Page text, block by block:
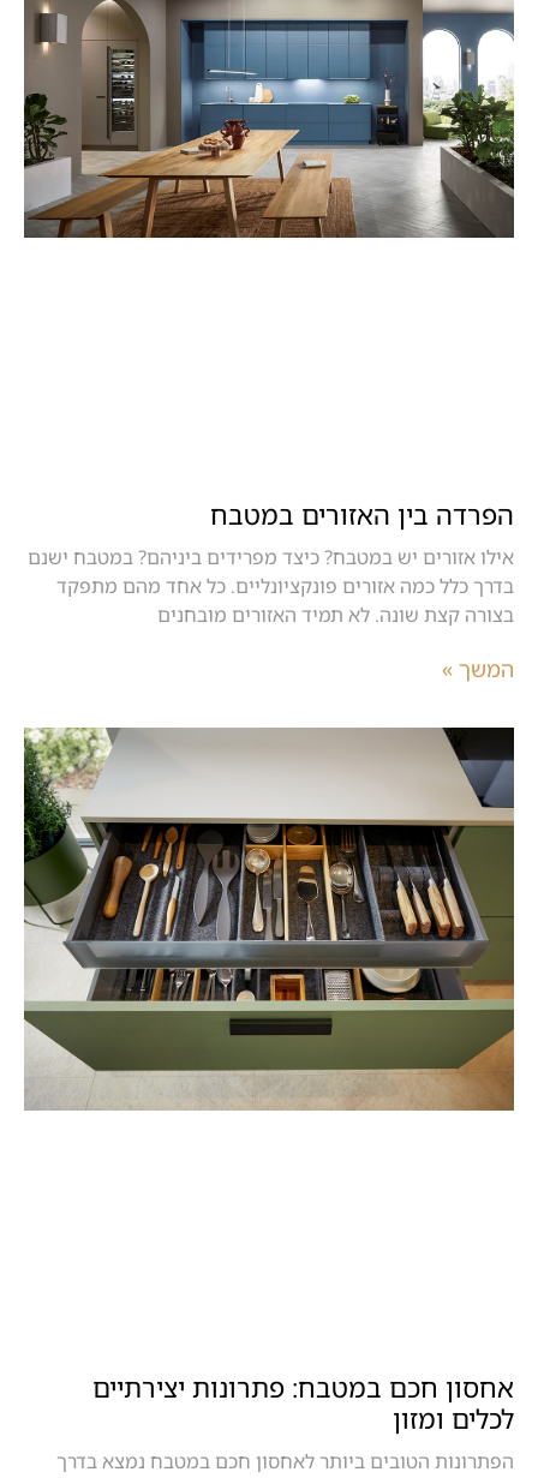
הפרדה בין האזורים במטבח
אילו אזורים יש במטבח? כיצד מפרידים ביניהם? במטבח ישנם
בדרך כלל כמה אזורים פונקציונליים. כל אחד מהם מתפקד
בצורה קצת שונה. לא תמיד האזורים מובחנים
המשך »
אחסון חכם במטבח: פתרונות יצירתיים
לכלים ומזון
הפתרונות הטובים ביותר לאחסון חכם במטבח נמצא בדרך